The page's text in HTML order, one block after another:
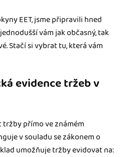
EET, jsme připravili hned
vám jak občasný, tak
Stačí si vybrat tu, která vám
evidence tržeb v
přímo ve známém
v souladu se zákonem o
umožňuje tržby evidovat na: